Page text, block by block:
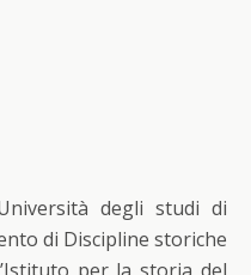
degli studi di
di Discipline storiche